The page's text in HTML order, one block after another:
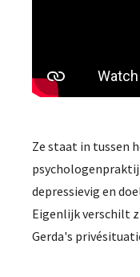
Ze staat in tussen
depressievig en
Eigenlijk verschilt
Gerda's